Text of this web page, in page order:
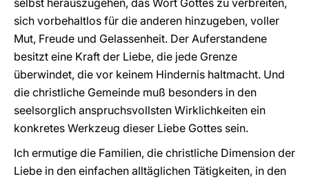
selbst herauszugehen, das Wort Gottes zu verbreiten,
sich vorbehaltlos für die anderen hinzugeben, voller
Mut, Freude und Gelassenheit. Der Auferstandene
besitzt eine Kraft der Liebe, die jede Grenze
überwindet, die vor keinem Hindernis haltmacht. Und
die christliche Gemeinde muß besonders in den
seelsorglich anspruchsvollsten Wirklichkeiten ein
konkretes Werkzeug dieser Liebe Gottes sein.
Ich ermutige die Familien, die christliche Dimension der
Liebe in den einfachen alltäglichen Tätigkeiten, in den